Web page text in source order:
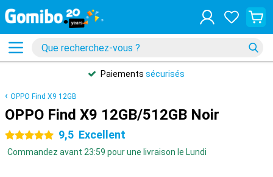
Paiements sécurisés
OPPO Find X9 12GB
OPPO Find X9 12GB/512GB Noir
5 étoiles 9,5 Excellent
Commandez avant 23:59 pour une livraison le Lundi